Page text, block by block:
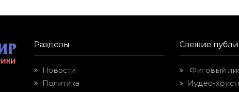
Разделы
Новости
Политика
Свежие
Фиговый
Иудео-